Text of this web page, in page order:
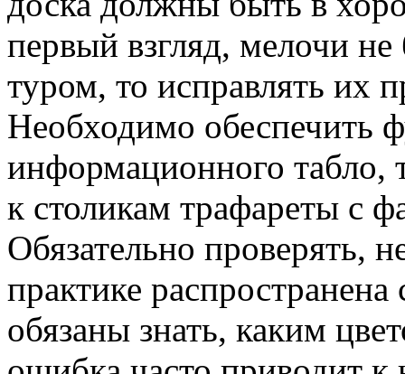
первый взгляд, мелочи
туром, то исправлять их
Необходимо обеспечить
информационного табло,
к столикам трафареты с
Обязательно проверять,
практике
обязаны знать, каким